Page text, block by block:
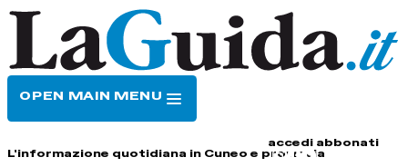
OPEN MAIN MENU
accedi abbonati
L'informazione quotidiana in Cuneo e provincia